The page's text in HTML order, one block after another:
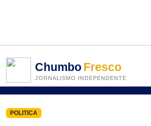
ChumboFresco
JORNALISMO INDEPENDENTE
POLITICA